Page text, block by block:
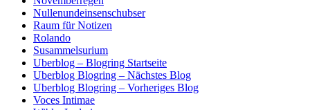
Nullenundeinsenschubser
Raum für Notizen
Rolando
Susammelsurium
Uberblog – Blogring Startseite
Uberblog Blogring – Nächstes Blog
Uberblog Blogring – Vorheriges Blog
Voces Intimae